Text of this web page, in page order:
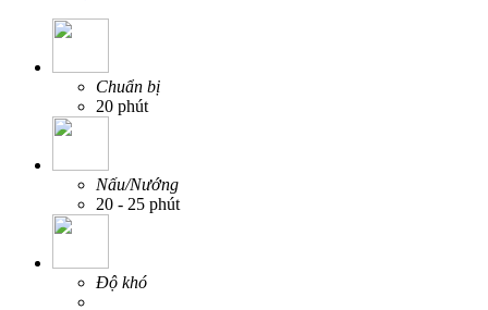
Chuẩn bị
20 phút
Nấu/Nướng
20 - 25 phút
Độ khó